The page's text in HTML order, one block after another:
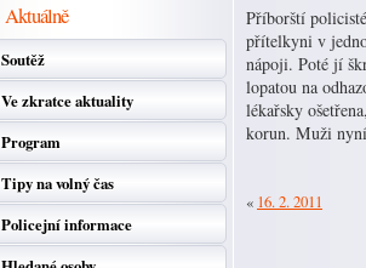
Aktuálně
Soutěž
Ve zkratce aktuality
Program
Tipy na volný čas
Policejní informace
Příborští
přítelkyni v
nápoji. Poté jí
lopatou na
lékařsky
korun. Muži
« 16. 2. 2011